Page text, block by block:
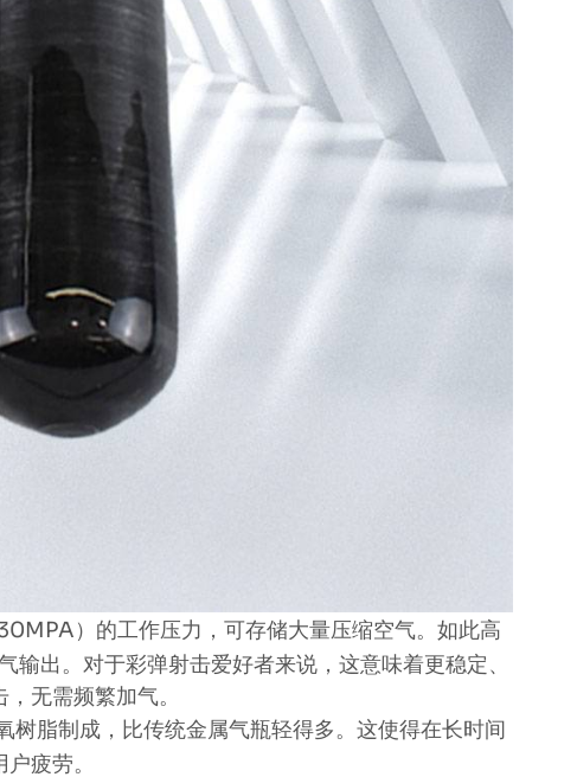
）的工作压力，可存储大量压缩空气。如此高
出。对于彩弹射击爱好者来说，这意味着更稳定、
无需频繁加气。
脂制成，比传统金属气瓶轻得多。这使得在长时间
疲劳。